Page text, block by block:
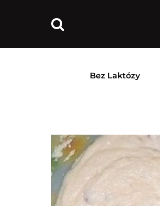
Bez Laktózy